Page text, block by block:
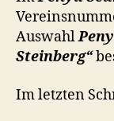
Auswahl
Steinberg“
Im letzten